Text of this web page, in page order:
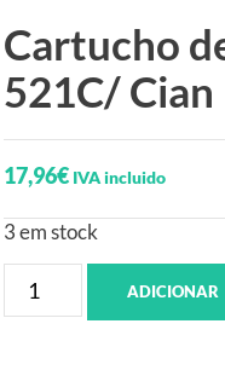
Cartucho
521C/ Cian
17,96€ IVA incluido
3 em stock
ADICIONAR